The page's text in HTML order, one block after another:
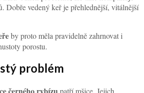
Dobře vedený keř je přehlednější, vitálnější
by proto měla pravidelně zahrnovat i
porostu.
problém
černého rybízu patří mšice. Jejich